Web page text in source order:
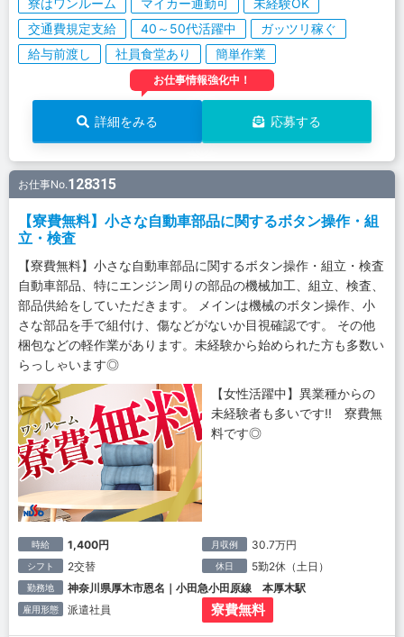
寮はワンルーム マイカー通勤可
未経験OK
交通費規定支給
40～50代活躍中
ガッツリ稼ぐ
給与前渡し
社員食堂あり 簡単作業
お仕事情報強化中！
詳細をみる 応募する
お仕事No.128315
【寮費無料】小さな自動車部品に関するボタン操作・組
立・検査
【寮費無料】小さな自動車部品に関するボタン操作・組立・検査
自動車部品、特にエンジン周りの部品の機械加工、組立、検査、
部品供給をしていただきます。 メインは機械のボタン操作、小
さな部品を手で組付け、傷などがないか目視確認です。 その他
梱包などの軽作業があります。未経験から始められた方も多数い
らっしゃいます◎
【女性活躍中】異業種からの
未経験者も多いです!! 寮費無
料です◎
時給 1,400円 月収例 30.7万円
シフト 2交替 休日 5勤2休（土日）
勤務地 神奈川県厚木市恩名｜小田急小田原線 本厚木駅
雇用形態 派遣社員 寮費無料